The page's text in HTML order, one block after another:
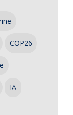
COP26
IA